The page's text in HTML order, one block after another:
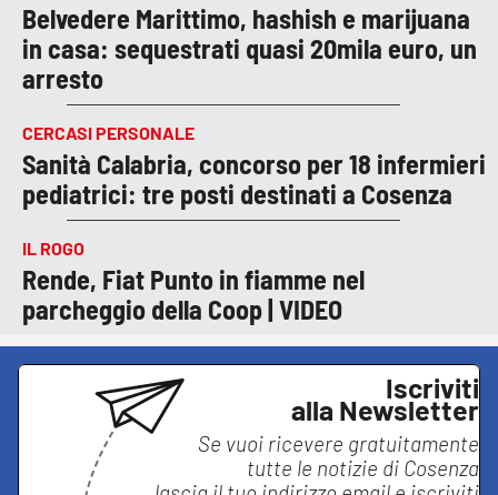
Belvedere Marittimo, hashish e marijuana
in casa: sequestrati quasi 20mila euro, un
arresto
CERCASI PERSONALE
Sanità Calabria, concorso per 18 infermieri
pediatrici: tre posti destinati a Cosenza
IL ROGO
Rende, Fiat Punto in fiamme nel
parcheggio della Coop | VIDEO
Iscriviti
alla Newsletter
Se vuoi ricevere gratuitamente
tutte le notizie di Cosenza